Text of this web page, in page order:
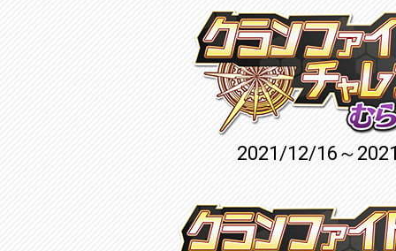
2021/12/16～